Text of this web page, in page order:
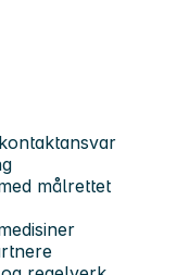
målrettet